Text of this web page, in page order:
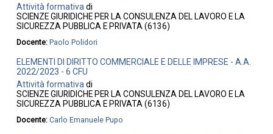
Attività formativadi
SCIENZE GIURIDICHE PER LA CONSULENZA DEL LAVORO E LA
SICUREZZA PUBBLICA E PRIVATA (6136)
Docente:Paolo Polidori
ELEMENTI DI DIRITTO COMMERCIALE E DELLE IMPRESE - A.A.
2022/2023 - 6 CFU
Attività formativadi
SCIENZE GIURIDICHE PER LA CONSULENZA DEL LAVORO E LA
SICUREZZA PUBBLICA E PRIVATA (6136)
Docente:Carlo Emanuele Pupo